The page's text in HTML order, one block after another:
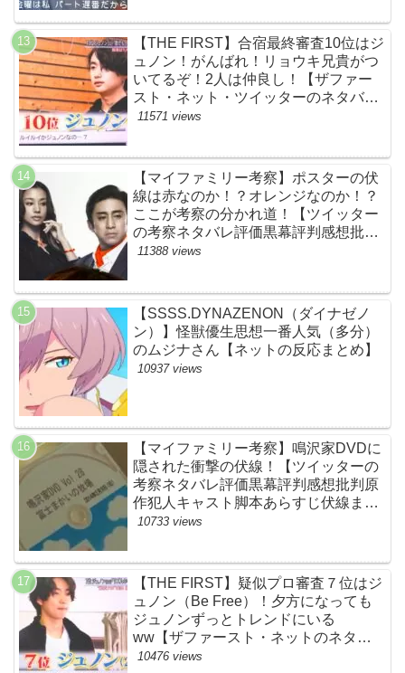
【THE FIRST】合宿最終審査10位はジ
ュノン！がんばれ！リョウキ兄貴がつ
いてるぞ！2人は仲良し！【ザファー
スト・ネット・ツイッターのネタバレ
考察まとめ感想評価評判・スッキリ・
11571 views
【マイファミリー考察】ポスターの伏
線は赤なのか！？オレンジなのか！？
ここが考察の分かれ道！【ツイッター
の考察ネタバレ評価黒幕評判感想批判
原作犯人キャスト脚本あらすじ伏線ま
11388 views
【SSSS.DYNAZENON（ダイナゼノ
ン）】怪獣優生思想一番人気（多分）
のムジナさん【ネットの反応まとめ】
10937 views
【マイファミリー考察】鳴沢家DVDに
隠された衝撃の伏線！【ツイッターの
考察ネタバレ評価黒幕評判感想批判原
作犯人キャスト脚本あらすじ伏線まと
め】
10733 views
【THE FIRST】疑似プロ審査７位はジ
ュノン（Be Free）！夕方になっても
ジュノンずっとトレンドにいる
ww【ザファースト・ネットのネタバ
レ感想考察まとめ・スッキリ・
10476 views